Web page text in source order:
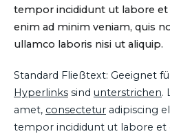
tempor incididunt ut labore et
enim ad minim veniam, quis
ullamco laboris nisi ut aliquip.
Standard Fließtext: Geeignet
Hyperlinks sind unterstrichen.
amet, consectetur adipiscing
tempor incididunt ut labore et